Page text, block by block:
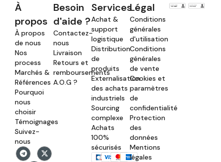
À
propos
À propos
de nous
Nos
process
Marchés &
Références
Pourquoi
nous
choisir
Témoignages
Suivez-
nous
Besoin
d'aide ?
Contactez-
nous
Livraison
Retours et
remboursements
A.O.G ?
Services
Achat &
support
logistique
Distribution
de
produits
Externalisation
des achats
industriels
Sourcing
complexe
Achats
100%
sécurisés
Légal
Conditions
générales
d'utilisation
Conditions
générales
de vente
Cookies et
paramètres
de
confidentialité
Protection
des
données
Mentions
légales